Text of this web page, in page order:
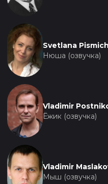
Svetlana
Нюша (озвучка)
Vladimir
Ёжик (озвучка)
Vladimir
Мыш (озвучка)